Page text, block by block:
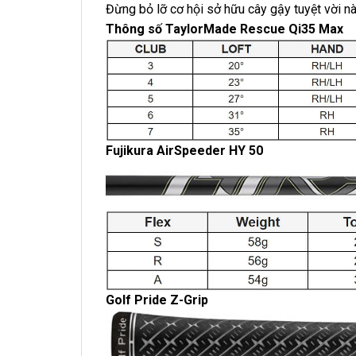
Đừng bỏ lỡ cơ hội sở hữu cây gậy tuyệt vời
Thông số TaylorMade Rescue Qi35 Max
Fujikura AirSpeeder HY 50
Golf Pride Z-Grip